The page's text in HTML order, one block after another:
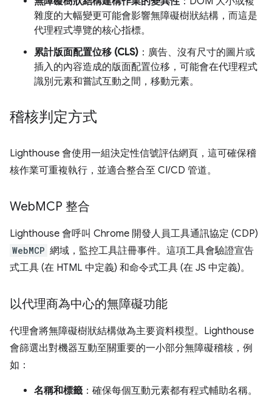
雜度的大幅變更可能會影響無障礙樹狀結構，而這是
代理程式導覽的核心指標。
累計版面配置位移 (CLS) ：廣告、沒有尺寸的圖片或
插入的內容造成的版面配置位移，可能會在代理程式
識別元素和嘗試互動之間，移動元素。
稽核判定方式
Lighthouse 會使用一組決定性信號評估網頁，這可確保稽
核作業可重複執行，並適合整合至 CI/CD 管道。
WebMCP 整合
Lighthouse 會呼叫 Chrome 開發人員工具通訊協定 (CDP)
WebMCP 網域，監控工具註冊事件。這項工具會驗證宣告
式工具 (在 HTML 中定義) 和命令式工具 (在 JS 中定義)。
以代理商為中心的無障礙功能
代理會將無障礙樹狀結構做為主要資料模型。Lighthouse
會篩選出對機器互動至關重要的一小部分無障礙稽核，例
如：
名稱和標籤 ：確保每個互動元素都有程式輔助名稱。